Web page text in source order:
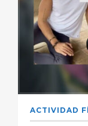
ACTIVIDAD